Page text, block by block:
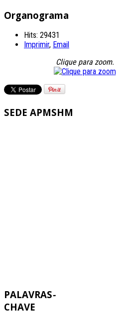
Organograma
Hits: 29431
Imprimir, Email
Clique para zoom.
SEDE APMSHM
PALAVRAS-
CHAVE